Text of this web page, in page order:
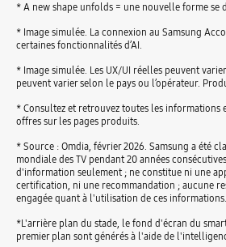
* A new shape unfolds = une nouvelle forme se
* Image simulée. La connexion au Samsung
certaines fonctionnalités d’AI.
* Image simulée. Les UX/UI réelles peuvent
peuvent varier selon le pays ou l’opérateur.
* Consultez et retrouvez toutes les informations
offres sur les pages produits.
* Source : Omdia, février 2026. Samsung a été
mondiale des TV pendant 20 années
d'information seulement ; ne constitue ni une
certification, ni une recommandation ; aucune
engagée quant à l'utilisation de ces informations.
*L'arrière plan du stade, le fond d'écran du
premier plan sont générés à l'aide de